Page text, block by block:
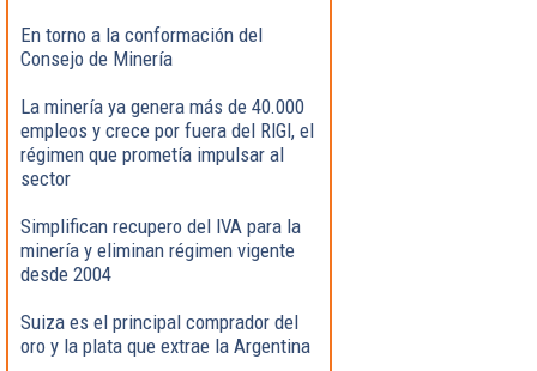
En torno a la conformación del
Consejo de Minería
La minería ya genera más de 40.000
empleos y crece por fuera del RIGI, el
régimen que prometía impulsar al
sector
Simplifican recupero del IVA para la
minería y eliminan régimen vigente
desde 2004
Suiza es el principal comprador del
oro y la plata que extrae la Argentina